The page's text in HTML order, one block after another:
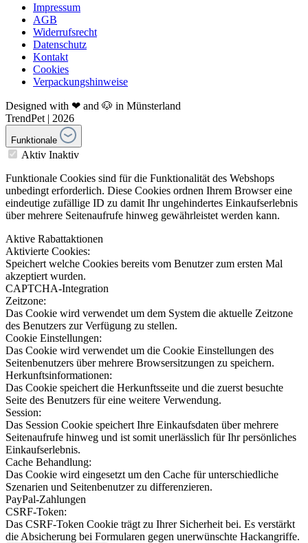
Impressum
AGB
Widerrufsrecht
Datenschutz
Kontakt
Cookies
Verpackungshinweise
Designed with ❤ and 🐶 in Münsterland
TrendPet | 2026
Funktionale
Aktiv Inaktiv
Funktionale Cookies sind für die Funktionalität des Webshops
unbedingt erforderlich. Diese Cookies ordnen Ihrem Browser eine
eindeutige zufällige ID zu damit Ihr ungehindertes Einkaufserlebnis
über mehrere Seitenaufrufe hinweg gewährleistet werden kann.
Aktive Rabattaktionen
Aktivierte Cookies:
Speichert welche Cookies bereits vom Benutzer zum ersten Mal
akzeptiert wurden.
CAPTCHA-Integration
Zeitzone:
Das Cookie wird verwendet um dem System die aktuelle Zeitzone
des Benutzers zur Verfügung zu stellen.
Cookie Einstellungen:
Das Cookie wird verwendet um die Cookie Einstellungen des
Seitenbenutzers über mehrere Browsersitzungen zu speichern.
Herkunftsinformationen:
Das Cookie speichert die Herkunftsseite und die zuerst besuchte
Seite des Benutzers für eine weitere Verwendung.
Session:
Das Session Cookie speichert Ihre Einkaufsdaten über mehrere
Seitenaufrufe hinweg und ist somit unerlässlich für Ihr persönliches
Einkaufserlebnis.
Cache Behandlung:
Das Cookie wird eingesetzt um den Cache für unterschiedliche
Szenarien und Seitenbenutzer zu differenzieren.
PayPal-Zahlungen
CSRF-Token:
Das CSRF-Token Cookie trägt zu Ihrer Sicherheit bei. Es verstärkt
die Absicherung bei Formularen gegen unerwünschte Hackangriffe.